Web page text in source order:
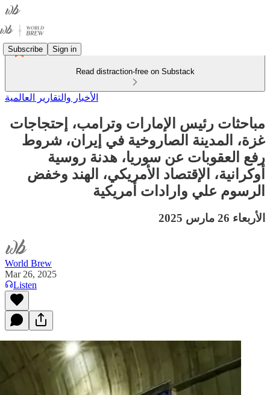
Subscribe Sign in
Read distraction-free on Substack
الأخبار والتقارير العالمية
مباحثات رئيس الإمارات وترامب، إحتجاجات
غزة، المدينة الصاروخية في إيران، شروط
رفع العقوبات عن سوريا، هدنة روسية
أوكرانية، الإقتصاد الأمريكي، الهند وخفض
الرسوم علي وارادات أمريكية
الأربعاء 26 مارس 2025
World Brew
Mar 26, 2025
Listen